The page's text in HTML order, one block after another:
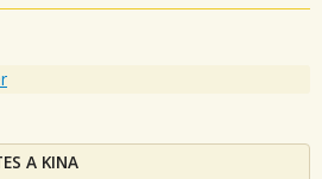
A KINA